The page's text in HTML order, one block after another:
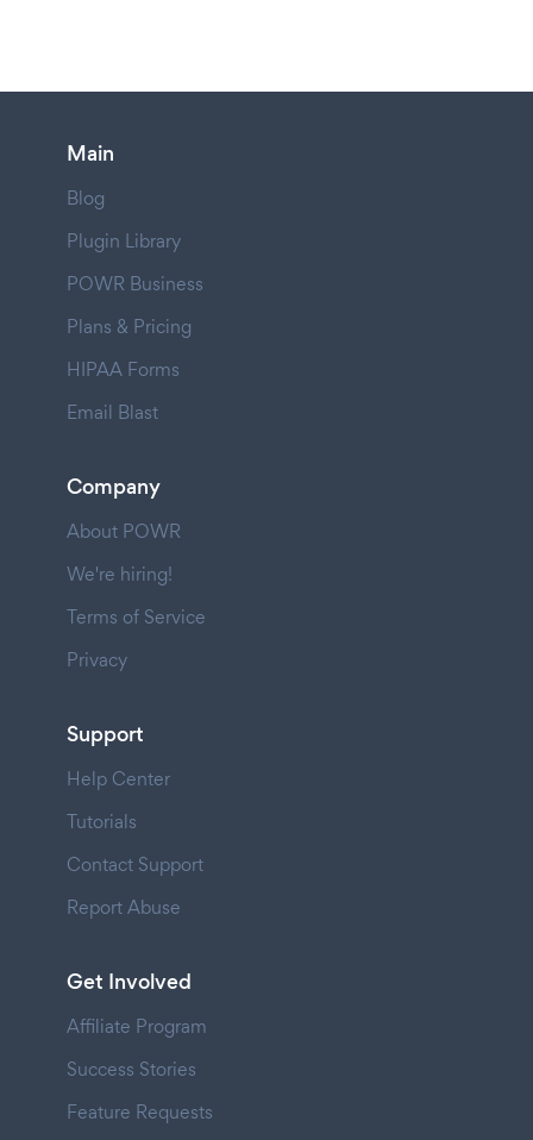
Main
Blog
Plugin Library
POWR Business
Plans & Pricing
HIPAA Forms
Email Blast
Company
About POWR
We're hiring!
Terms of Service
Privacy
Support
Help Center
Tutorials
Contact Support
Report Abuse
Get Involved
Affiliate Program
Success Stories
Feature Requests